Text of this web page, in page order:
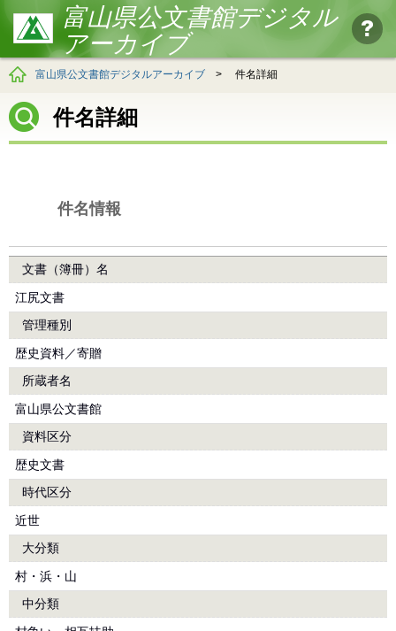
富山県公文書館デジタル
アーカイブ
富山県公文書館デジタルアーカイブ > 件名詳細
件名詳細
件名情報
文書（簿冊）名
江尻文書
管理種別
歴史資料／寄贈
所蔵者名
富山県公文書館
資料区分
歴史文書
時代区分
近世
大分類
村・浜・山
中分類